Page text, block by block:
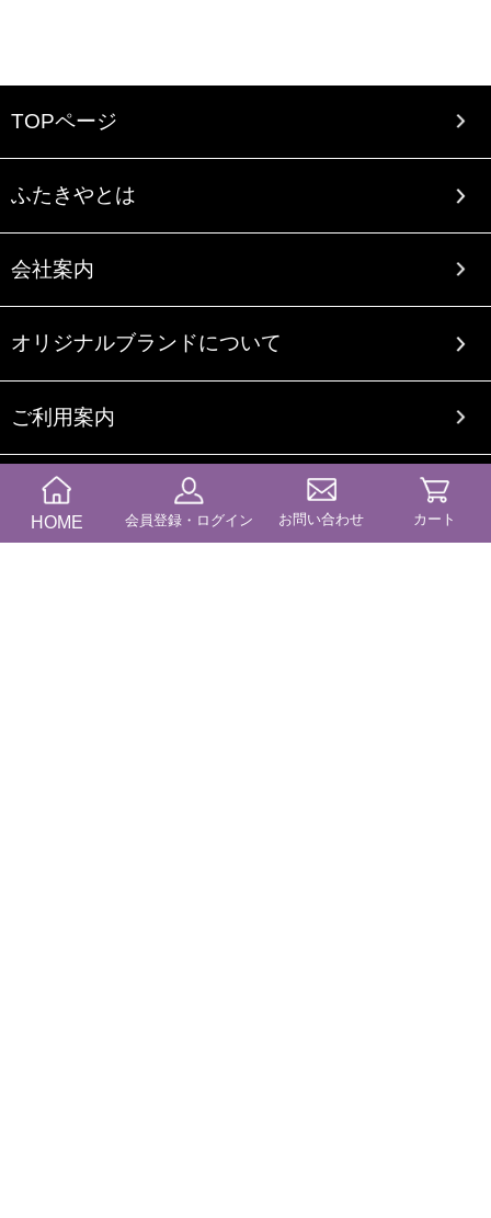
TOPページ
ふたきやとは
会社案内
オリジナルブランドについて
ご利用案内
送料・納期
HOME 会員登録・ログイン お問い合わせ カート